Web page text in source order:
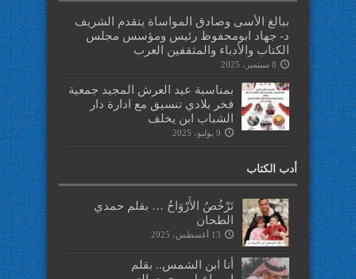
ببالغ الأسى وصادق المواساة يتقدم الشريف
د- جهاد ابومحفوظ رئيس ومؤسس مجلس
الكتاب والأدباء والمثقفين العرب
8 سبتمبر، 2025
بمناسبة عيد العرش المجيد جمعية
فخر بلادي تنسيق مع ادارة دار
الشباب ابن يخلف
9 يوليو، 2025
أدب الكتاب
تَرْخُصُ الأَرْوَاحُ … بقلم حمدي
الطحان
13 أغسطس، 2025
أنا ابن الشمس.. بقلم